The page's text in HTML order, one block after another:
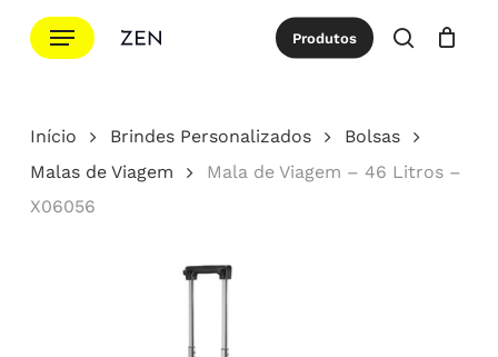
para
principal
Menu Produtos
procurar
Cotação Close
Início Brindes Personalizados
Bolsas
Malas de Viagem
Mala de Viagem – 46 Litros –
X06056